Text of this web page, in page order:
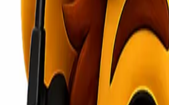
kebutuhan akan layanan pengiriman barang
dan distribusi barang. Lionel Express,
dan kualitas layanan yang terpercaya.
Ekspedisi Cargo Jakarta
faktor penting yang harus dipertimbangkan,
Layanan ekspedisi
kami dirancang untuk